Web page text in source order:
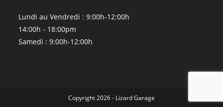
Lundi au Vendredi : 9:00h-12:00h
14:00h - 18:00pm
Samedi : 9:00h-12:00h
Copyright 2026 - Lizard Garage